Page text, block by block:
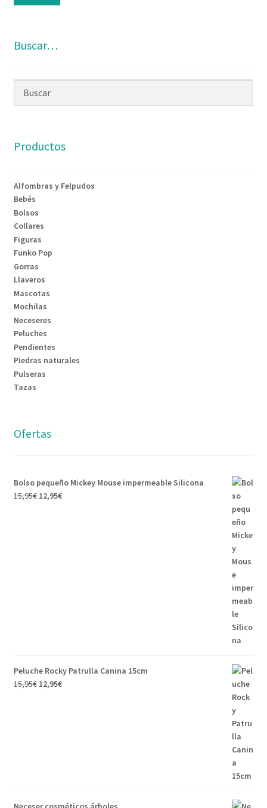
Buscar…
Productos
Alfombras y Felpudos
Bebés
Bolsos
Collares
Figuras
Funko Pop
Gorras
Llaveros
Mascotas
Mochilas
Neceseres
Peluches
Pendientes
Piedras naturales
Pulseras
Tazas
Ofertas
Bolso pequeño Mickey Mouse impermeable Silicona
15,95€ 12,95€
Peluche Rocky Patrulla Canina 15cm
15,95€ 12,95€